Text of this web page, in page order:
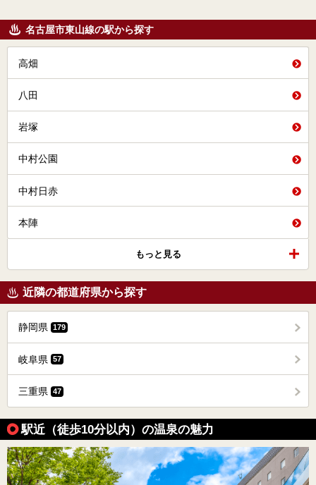
名古屋市東山線の駅から探す
高畑
八田
岩塚
中村公園
中村日赤
本陣
もっと見る
近隣の都道府県から探す
静岡県 179
岐阜県 57
三重県 47
駅近（徒歩10分以内）の温泉の魅力